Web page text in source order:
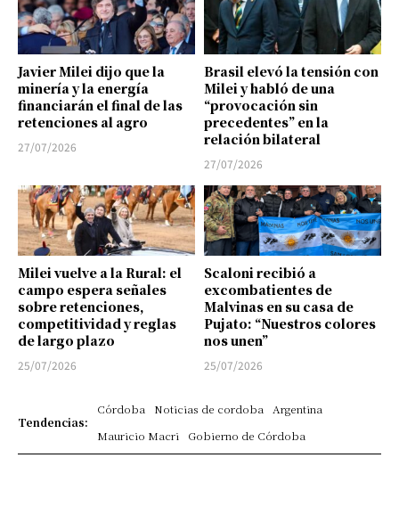
Javier Milei dijo que la
minería y la energía
financiarán el final de las
retenciones al agro
27/07/2026
Brasil elevó la tensión con
Milei y habló de una
“provocación sin
precedentes” en la
relación bilateral
27/07/2026
Milei vuelve a la Rural: el
campo espera señales
sobre retenciones,
competitividad y reglas
de largo plazo
25/07/2026
Scaloni recibió a
excombatientes de
Malvinas en su casa de
Pujato: “Nuestros colores
nos unen”
25/07/2026
Tendencias:
Córdoba Noticias de cordoba
Argentina
Mauricio Macri
Gobierno de Córdoba